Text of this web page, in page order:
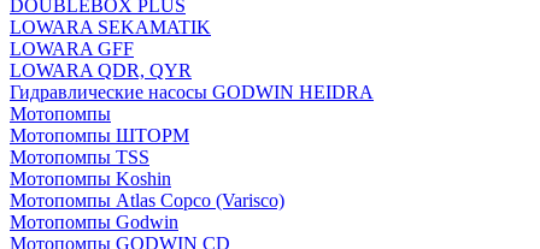
DOUBLEBOX PLUS
LOWARA SEKAMATIK
LOWARA GFF
LOWARA QDR, QYR
Гидравлические насосы GODWIN HEIDRA
Мотопомпы
Мотопомпы ШТОРМ
Мотопомпы TSS
Мотопомпы Koshin
Мотопомпы Atlas Copco (Varisco)
Мотопомпы Godwin
Мотопомпы GODWIN CD